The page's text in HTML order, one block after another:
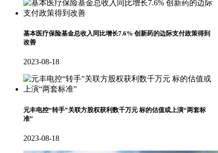
基本医疗保险基金总收入同比增长7.6% 创新药的边际支付政策得到
改善
2023-08-18
元丰电控“转手”关联方股权获利数千万元 标的估值或上演“两套标
准”
2023-08-18